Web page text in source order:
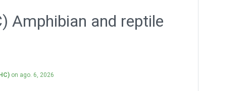
Amphibian and reptile
on ago. 6, 2026